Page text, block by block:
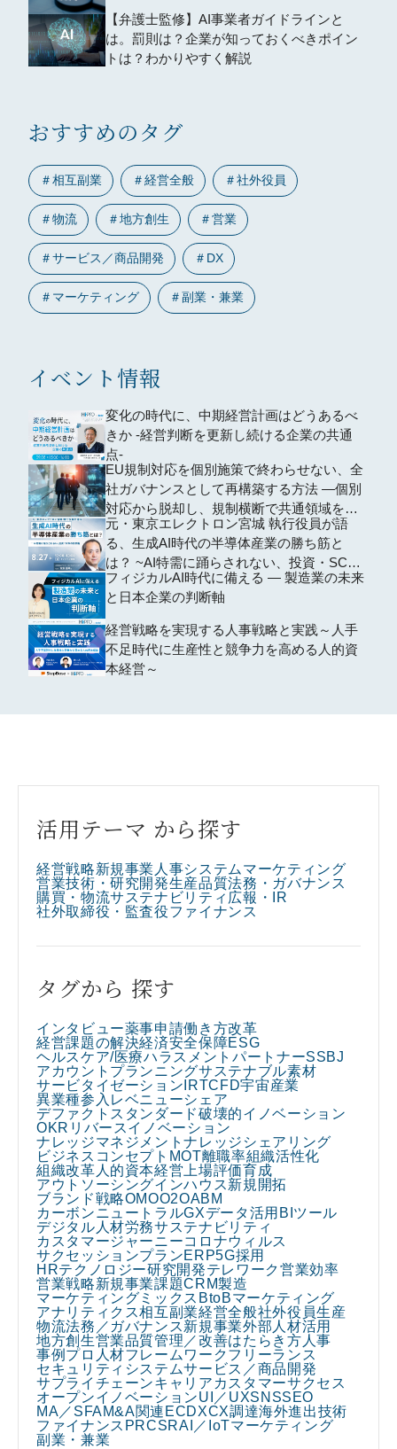
【弁護士監修】AI事業者ガイドラインと
は。罰則は？企業が知っておくべきポイン
トは？わかりやすく解説
おすすめのタグ
＃相互副業 ＃経営全般 ＃社外役員
＃物流 ＃地方創生 ＃営業
＃サービス／商品開発 ＃ DX
＃ マーケティング ＃副業・兼業
イベント情報
変化の時代に、中期経営計画はどうあるべ
きか -経営判断を更新し続ける企業の共通
点-
EU規制対応を個別施策で終わらせない、全
社ガバナンスとして再構築する方法 ―個別
対応から脱却し、規制横断で共通領域を再
編するための全社設計―
元・東京エレクトロン宮城 執行役員が語
る、生成AI時代の半導体産業の勝ち筋と
は？ ~AI特需に踊らされない、投資・SCM
の判断軸~
フィジカルAI時代に備える ― 製造業の未来
と日本企業の判断軸
経営戦略を実現する人事戦略と実践～人手
不足時代に生産性と競争力を高める人的資
本経営～
活用テーマ から探す
経営戦略新規事業 人事システム マーケティング
営業技術・研究開発生産品質法務・ガバナンス
購買・物流サステナビリティ 広報・IR
社外取締役・監査役ファイナンス
タグから 探す
インタビュー薬事申請働き方改革
経営課題の解決経済安全保障ESG
ヘルスケア/医療ハラスメント パートナーSSBJ
アカウントプランニングサステナブル素材
サービタイゼーション IRTCFD宇宙産業
異業種参入 レベニューシェア
デファクトスタンダード破壊的イノベーション
OKR リバースイノベーション
ナレッジマネジメントナレッジシェアリング
ビジネスコンセプト MOT離職率組織活性化
組織改革 人的資本経営 上場評価育成
アウトソーシングインハウス新規開拓
ブランド戦略OMOO2OABM
カーボンニュートラルGXデータ活用 BIツール
デジタル人材労務サステナビリティ
カスタマージャーニーコロナウィルス
サクセッションプランERP5G採用
HRテクノロジー研究開発テレワーク営業効率
営業戦略新規事業課題CRM製造
マーケティングミックス BtoBマーケティング
アナリティクス相互副業経営全般社外役員生産
物流法務／ガバナンス新規事業外部人材活用
地方創生営業品質管理／改善はたらき方 人事
事例 プロ人材フレームワークフリーランス
セキュリティ システムサービス／商品開発
サプライチェーンキャリア カスタマーサクセス
オープンイノベーションUI／UXSNSSEO
MA／SFAM&A関連 ECDXCX調達海外進出技術
ファイナンス PRCSRAI／IoTマーケティング
副業・兼業